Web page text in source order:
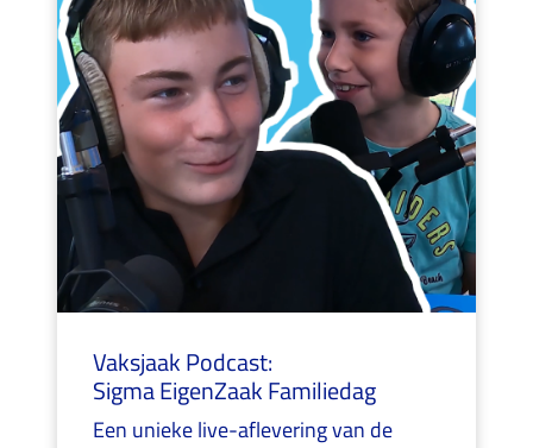
Vaksjaak Podcast:
Sigma EigenZaak Familiedag
Een unieke live-aflevering van de